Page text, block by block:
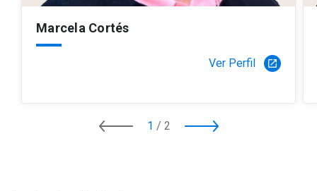
Marcela Cortés
Ver Perfil launch
1 / 2